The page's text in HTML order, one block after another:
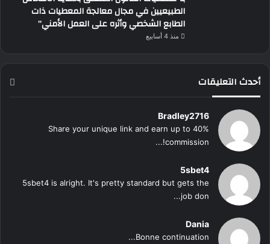
الطبيعيين في مجال معالجة المعطيات ذات
الطابع الشخصي وأثره على العمل الأمني”
منذ 4 أسابيع
أحدث التعليقات
Bradley2716
Share your unique link and earn up to 40%
commission!...
5sbet4
5sbet4 is alright. It's pretty standard but gets the
job don...
Dania
Bonne continuation...